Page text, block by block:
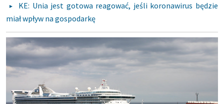
KE: Unia jest gotowa reagować, jeśli koronawirus będzie
miał wpływ na gospodarkę